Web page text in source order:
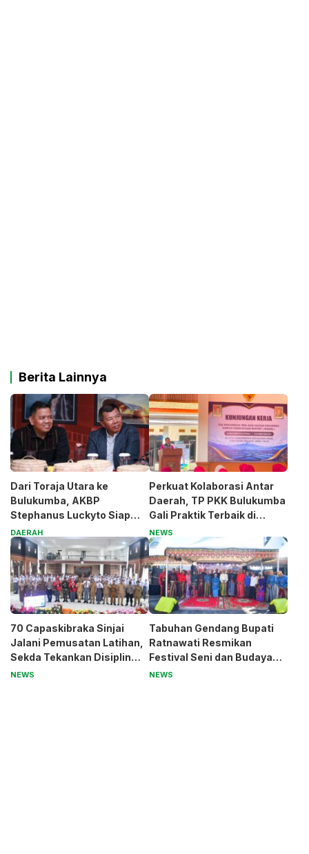
Berita Lainnya
Dari Toraja Utara ke
Bulukumba, AKBP
Stephanus Luckyto Siap
Jaga Kamtibmas
DAERAH
Perkuat Kolaborasi Antar
Daerah, TP PKK Bulukumba
Gali Praktik Terbaik di
Kabupaten Malang
NEWS
70 Capaskibraka Sinjai
Jalani Pemusatan Latihan,
Sekda Tekankan Disiplin
dan Nasionalisme
NEWS
Tabuhan Gendang Bupati
Ratnawati Resmikan
Festival Seni dan Budaya
Sinjai, Benteng Balangnipa
NEWS